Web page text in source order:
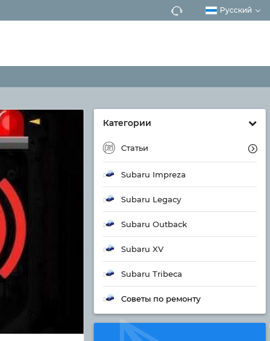
Русский
Категории
Статьи
Subaru Impreza
Subaru Legacy
Subaru Outback
Subaru XV
Subaru Tribeca
Советы по ремонту